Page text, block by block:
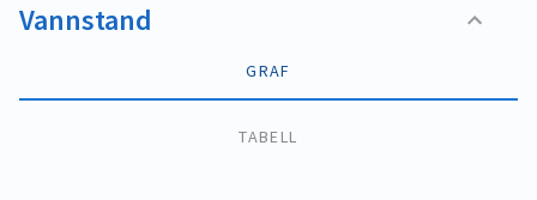
Vannstand
GRAF
TABELL